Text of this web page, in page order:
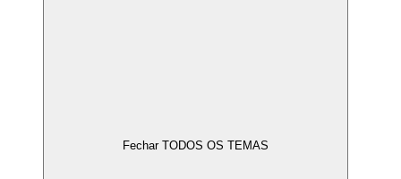
Fechar TODOS OS TEMAS